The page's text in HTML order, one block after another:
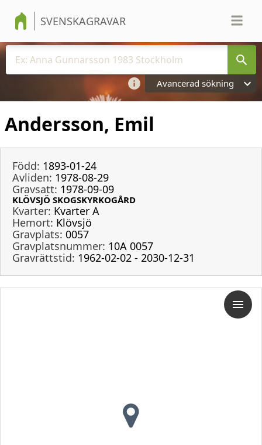
SVENSKAGRAVAR
Avancerad sökning
Andersson, Emil
Född: 1893-01-24
Avliden: 1978-08-29
Gravsatt: 1978-09-09
KLÖVSJÖ SKOGSKYRKOGÅRD
Kvarter: Kvarter A
Hemort: Klövsjö
Gravplats: 0057
Gravplatsnummer: 10A 0057
Gravrättstid: 1962-02-02 - 2030-12-31